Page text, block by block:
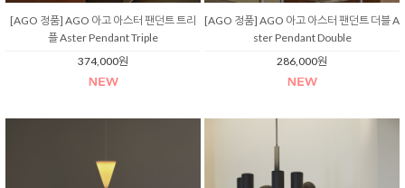
[AGO 정품] AGO 아고 아스터 팬던트 트리
플 Aster Pendant Triple
374,000원
[AGO 정품] AGO 아고 아스터 팬던트 더블 A
ster Pendant Double
286,000원